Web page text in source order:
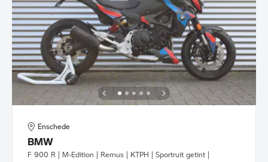
Enschede
BMW
F 900 R | M-Edition | Remus | KTPH | Sportruit getint |